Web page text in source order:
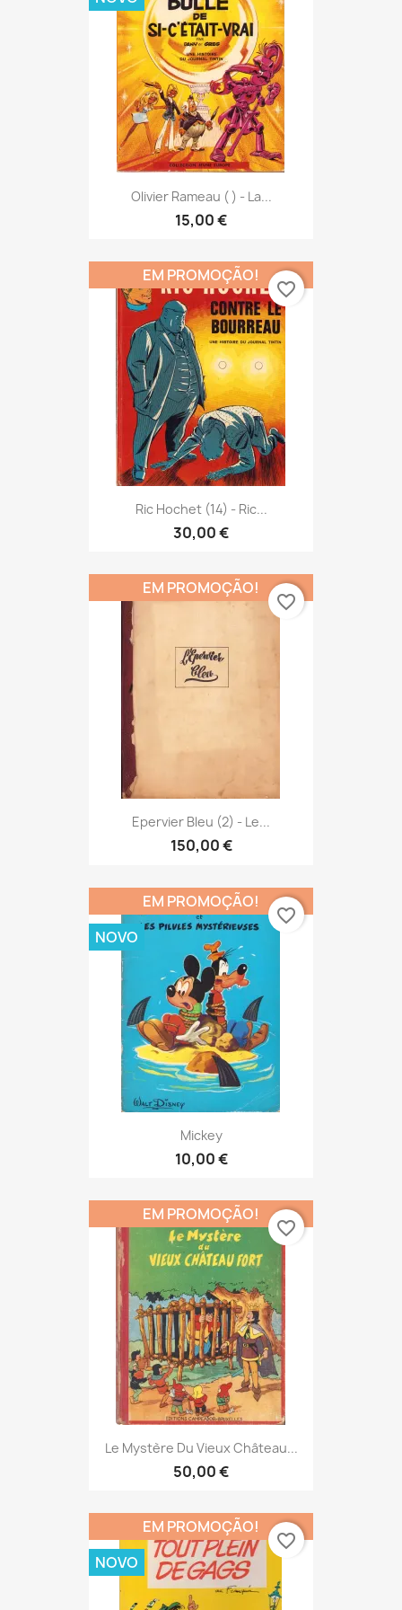
Olivier Rameau ( ) - La...
15,00 €
Ric Hochet (14) - Ric...
30,00 €
EM PROMOÇÃO!
favorite_border
Epervier Bleu (2) - Le...
150,00 €
EM PROMOÇÃO!
favorite_border
Mickey
10,00 €
EM PROMOÇÃO!
NOVO
favorite_border
Le Mystère Du Vieux Château...
50,00 €
EM PROMOÇÃO!
favorite_border
EM PROMOÇÃO!
NOVO
favorite_border